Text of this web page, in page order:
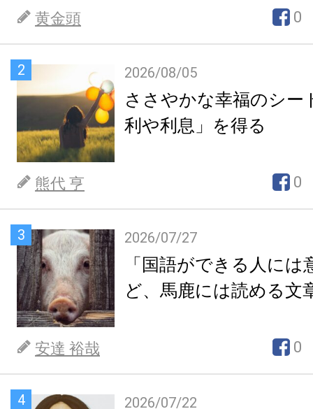
黄金頭 0
2 2026/08/05
ささやかな幸福のシー
利や利息」を得る
熊代 亨 0
3 2026/07/27
「国語ができる人には
ど、馬鹿には読める文
安達 裕哉 0
4 2026/07/22